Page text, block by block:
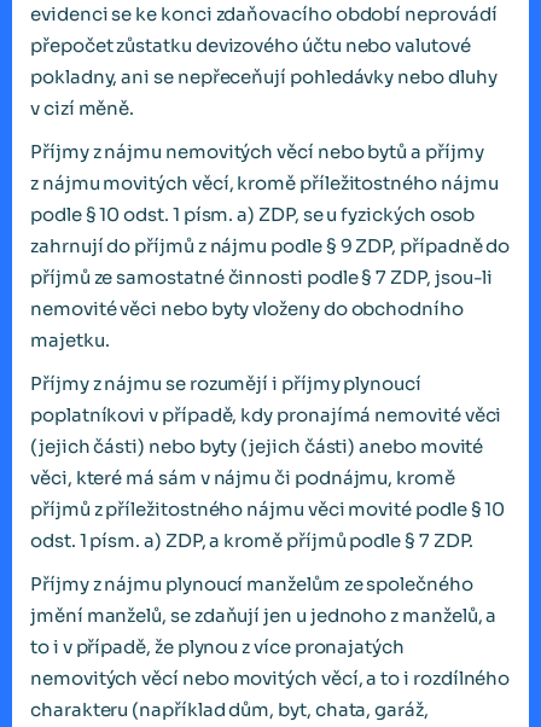
evidenci se ke konci zdaňovacího období neprovádí
přepočet zůstatku devizového účtu nebo valutové
pokladny, ani se nepřeceňují pohledávky nebo dluhy
v cizí měně.
Příjmy z nájmu nemovitých věcí nebo bytů a příjmy
z nájmu movitých věcí, kromě příležitostného nájmu
podle § 10 odst. 1 písm. a) ZDP, se u fyzických osob
zahrnují do příjmů z nájmu podle § 9 ZDP, případně do
příjmů ze samostatné činnosti podle § 7 ZDP, jsou-li
nemovité věci nebo byty vloženy do obchodního
majetku.
Příjmy z nájmu se rozumějí i příjmy plynoucí
poplatníkovi v případě, kdy pronajímá nemovité věci
(jejich části) nebo byty (jejich části) anebo movité
věci, které má sám v nájmu či podnájmu, kromě
příjmů z příležitostného nájmu věci movité podle § 10
odst. 1 písm. a) ZDP, a kromě příjmů podle § 7 ZDP.
Příjmy z nájmu plynoucí manželům ze společného
jmění manželů, se zdaňují jen u jednoho z manželů, a
to i v případě, že plynou z více pronajatých
nemovitých věcí nebo movitých věcí, a to i rozdílného
charakteru (například dům, byt, chata, garáž,